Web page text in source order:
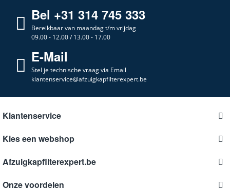
Bel +31 314 745 333
Bereikbaar van maandag t/m vrijdag
09.00 - 12.00 / 13.00 - 17.00
E-Mail
Stel je technische vraag via Email
klantenservice@afzuigkapfilterexpert.be
Klantenservice
Kies een webshop
Afzuigkapfilterexpert.be
Onze voordelen